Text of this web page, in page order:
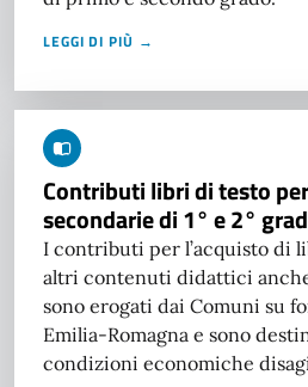
LEGGI DI PIÙ →
Contributi libri di testo
secondarie di 1° e 2°
I contributi per l’acquisto di
altri contenuti didattici
sono erogati dai Comuni su
Emilia-Romagna e sono
condizioni economiche